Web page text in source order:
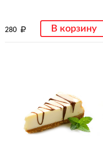
280 В корзину